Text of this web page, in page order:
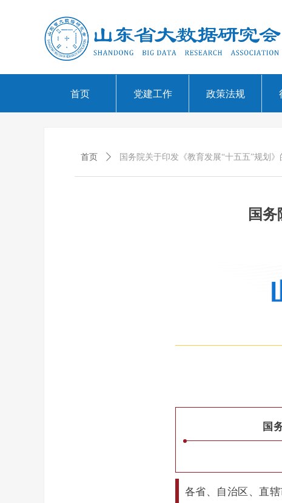
首页 党建工作 政策法规
国
国
各省、自治区、直
首页 ꄲ 国务院关于印发《教育发展“十五五”规划》